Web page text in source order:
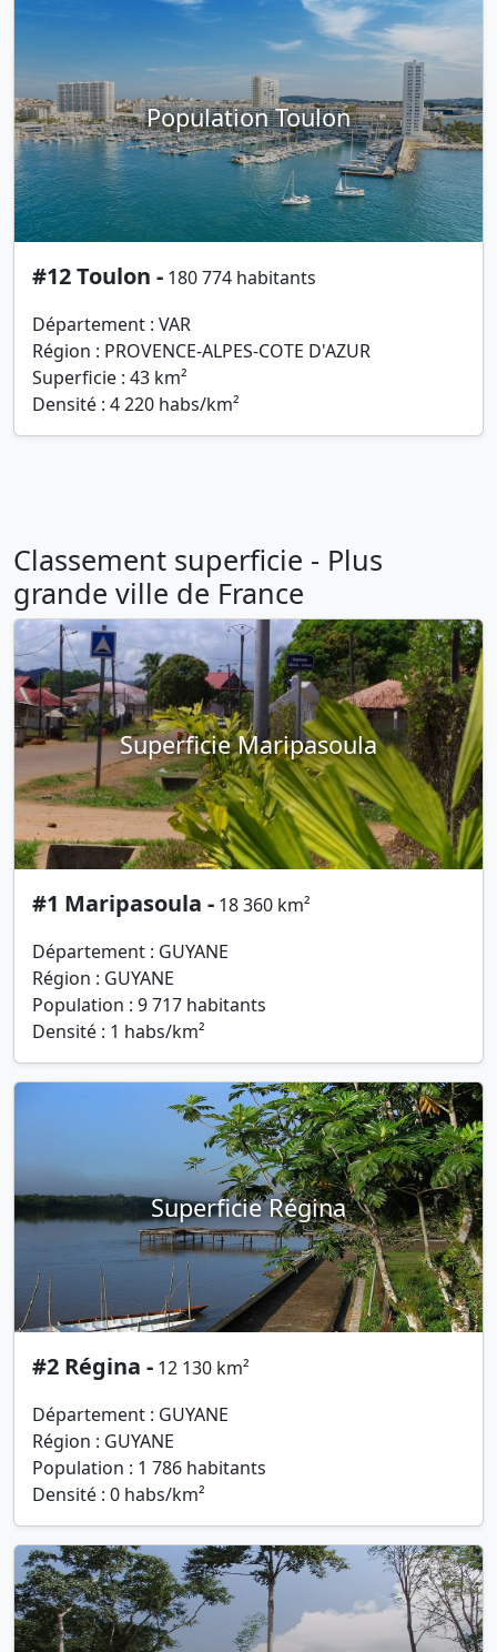
Population Toulon
#12 Toulon - 180 774 habitants
Département : VAR
Région : PROVENCE-ALPES-COTE D'AZUR
Superficie : 43 km²
Densité : 4 220 habs/km²
Classement superficie - Plus
grande ville de France
Superficie Maripasoula
#1 Maripasoula - 18 360 km²
Département : GUYANE
Région : GUYANE
Population : 9 717 habitants
Densité : 1 habs/km²
Superficie Régina
#2 Régina - 12 130 km²
Département : GUYANE
Région : GUYANE
Population : 1 786 habitants
Densité : 0 habs/km²